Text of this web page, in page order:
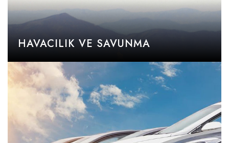
HAVACILIK VE SAVUNMA